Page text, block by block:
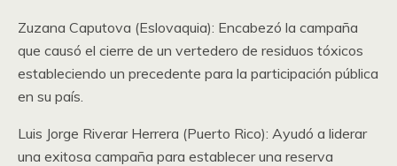
Zuzana Caputova (Eslovaquia): Encabezó la campaña
que causó el cierre de un vertedero de residuos tóxicos
estableciendo un precedente para la participación pública
en su país.
Luis Jorge Riverar Herrera (Puerto Rico): Ayudó a liderar
una exitosa campaña para establecer una reserva